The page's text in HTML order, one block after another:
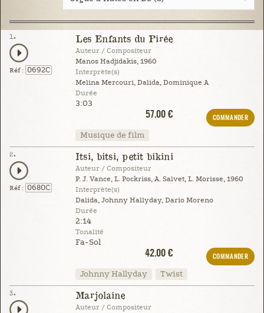
1.
Réf : 0692C
Les Enfants du Pirée
Auteur / Compositeur
Manos Hadjidakis, 1960
Interprète(s)
Melina Mercouri, Dalida, Dominique A
Durée
3:03
57.00 €
COMMANDER
Musique de film
2.
Réf : 0680C
Itsi, bitsi, petit bikini
Auteur / Compositeur
P. J. Vance, L. Pockriss, A. Salvet, L. Morisse, 1960
Interprète(s)
Dalida, Johnny Hallyday, Dario Moreno
Durée
2:14
Tonalité
Fa-Sol
42.00 €
COMMANDER
Johnny Hallyday Twist
3. Marjolaine
Auteur / Compositeur